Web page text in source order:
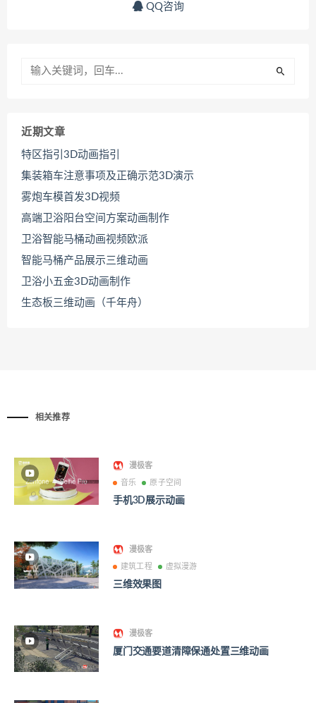
QQ咨询
近期文章
特区指引3D动画指引
集装箱车注意事项及正确示范3D演示
雾炮车模首发3D视频
高端卫浴阳台空间方案动画制作
卫浴智能马桶动画视频欧派
智能马桶产品展示三维动画
卫浴小五金3D动画制作
生态板三维动画（千年舟）
相关推荐
漫极客
音乐 原子空间
手机3D展示动画
漫极客
建筑工程 虚拟漫游
三维效果图
漫极客
厦门交通要道清障保通处置三维动画